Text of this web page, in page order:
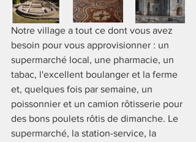
Notre village a tout ce dont vous avez
besoin pour vous approvisionner : un
supermarché local, une pharmacie, un
tabac, l'excellent boulanger et la ferme
et, quelques fois par semaine, un
poissonnier et un camion rôtisserie pour
des bons poulets rôtis de dimanche. Le
supermarché, la station-service, la